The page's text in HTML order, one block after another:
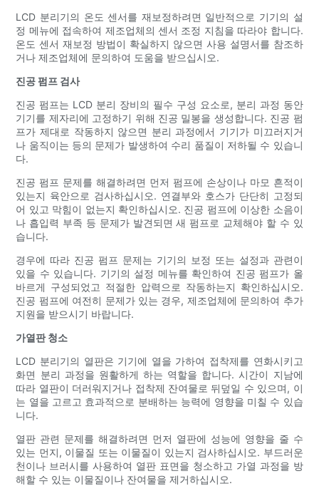
LCD 분리기의 온도 센서를 재보정하려면 일반적으로 기기의 설
정 메뉴에 접속하여 제조업체의 센서 조정 지침을 따라야 합니다.
온도 센서 재보정 방법이 확실하지 않으면 사용 설명서를 참조하
거나 제조업체에 문의하여 도움을 받으십시오.
진공 펌프 검사
진공 펌프는 LCD 분리 장비의 필수 구성 요소로, 분리 과정 동안
기기를 제자리에 고정하기 위해 진공 밀봉을 생성합니다. 진공 펌
프가 제대로 작동하지 않으면 분리 과정에서 기기가 미끄러지거
나 움직이는 등의 문제가 발생하여 수리 품질이 저하될 수 있습니
다.
진공 펌프 문제를 해결하려면 먼저 펌프에 손상이나 마모 흔적이
있는지 육안으로 검사하십시오. 연결부와 호스가 단단히 고정되
어 있고 막힘이 없는지 확인하십시오. 진공 펌프에 이상한 소음이
나 흡입력 부족 등 문제가 발견되면 새 펌프로 교체해야 할 수 있
습니다.
경우에 따라 진공 펌프 문제는 기기의 보정 또는 설정과 관련이
있을 수 있습니다. 기기의 설정 메뉴를 확인하여 진공 펌프가 올
바르게 구성되었고 적절한 압력으로 작동하는지 확인하십시오.
진공 펌프에 여전히 문제가 있는 경우, 제조업체에 문의하여 추가
지원을 받으시기 바랍니다.
가열판 청소
LCD 분리기의 열판은 기기에 열을 가하여 접착제를 연화시키고
화면 분리 과정을 원활하게 하는 역할을 합니다. 시간이 지남에
따라 열판이 더러워지거나 접착제 잔여물로 뒤덮일 수 있으며, 이
는 열을 고르고 효과적으로 분배하는 능력에 영향을 미칠 수 있습
니다.
열판 관련 문제를 해결하려면 먼저 열판에 성능에 영향을 줄 수
있는 먼지, 이물질 또는 이물질이 있는지 검사하십시오. 부드러운
천이나 브러시를 사용하여 열판 표면을 청소하고 가열 과정을 방
해할 수 있는 이물질이나 잔여물을 제거하십시오.